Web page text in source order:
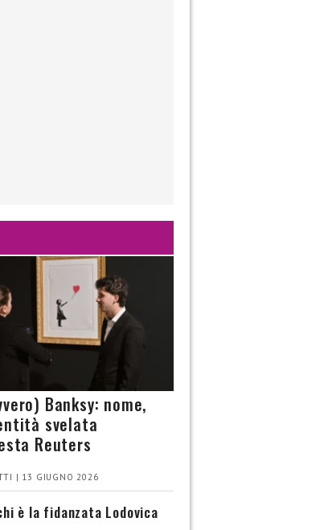
Banksy: nome,
svelata
Reuters
| 13 GIUGNO 2026
è la fidanzata Lodovica